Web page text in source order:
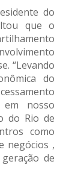
do
que o
“Levando
do
em nosso
do Rio de
como
negócios ,
de